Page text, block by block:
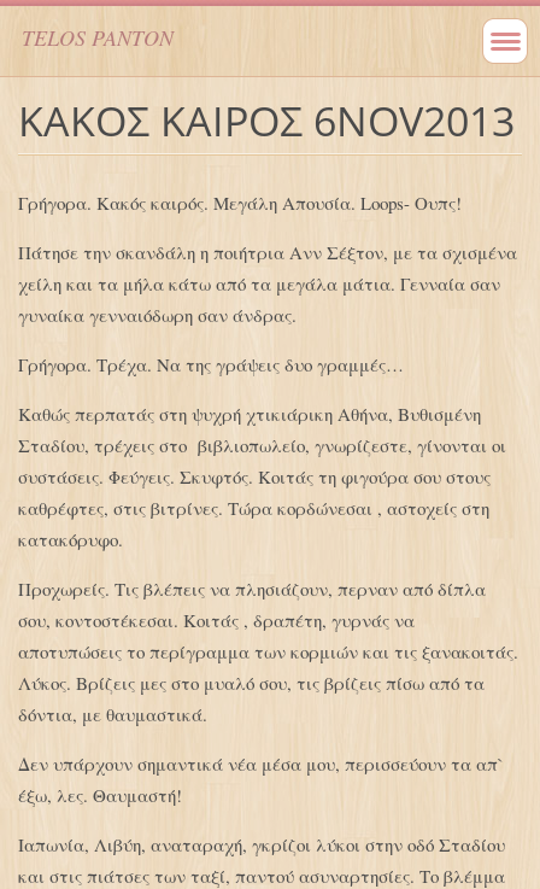
TELOS PANTON
ΚΑΚΟΣ ΚΑΙΡΟΣ 6NOV2013
Γρήγορα. Κακός καιρός. Μεγάλη Απουσία. Loops- Ουπς!
Πάτησε την σκανδάλη η ποιήτρια Ανν Σέξτον, με τα σχισμένα
χείλη και τα μήλα κάτω από τα μεγάλα μάτια. Γενναία σαν
γυναίκα γενναιόδωρη σαν άνδρας.
Γρήγορα. Τρέχα. Να της γράψεις δυο γραμμές…
Καθώς περπατάς στη ψυχρή χτικιάρικη Αθήνα, Βυθισμένη
Σταδίου, τρέχεις στο βιβλιοπωλείο, γνωρίζεστε, γίνονται οι
συστάσεις. Φεύγεις. Σκυφτός. Κοιτάς τη φιγούρα σου στους
καθρέφτες, στις βιτρίνες. Τώρα κορδώνεσαι , αστοχείς στη
κατακόρυφο.
Προχωρείς. Τις βλέπεις να πλησιάζουν, περναν από δίπλα
σου, κοντοστέκεσαι. Κοιτάς , δραπέτη, γυρνάς να
αποτυπώσεις το περίγραμμα των κορμιών και τις ξανακοιτάς.
Λύκος. Βρίζεις μες στο μυαλό σου, τις βρίζεις πίσω από τα
δόντια, με θαυμαστικά.
Δεν υπάρχουν σημαντικά νέα μέσα μου, περισσεύουν τα απ`
έξω, λες. Θαυμαστή!
Ιαπωνία, Λιβύη, αναταραχή, γκρίζοι λύκοι στην οδό Σταδίου
και στις πιάτσες των ταξί, παντού ασυναρτησίες. Το βλέμμα